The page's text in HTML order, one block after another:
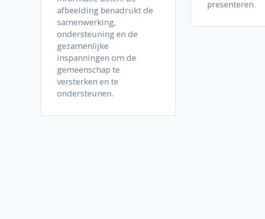
afbeelding benadrukt de
samenwerking,
ondersteuning en de
gezamenlijke
inspanningen om de
gemeenschap te
versterken en te
ondersteunen.
presenteren.